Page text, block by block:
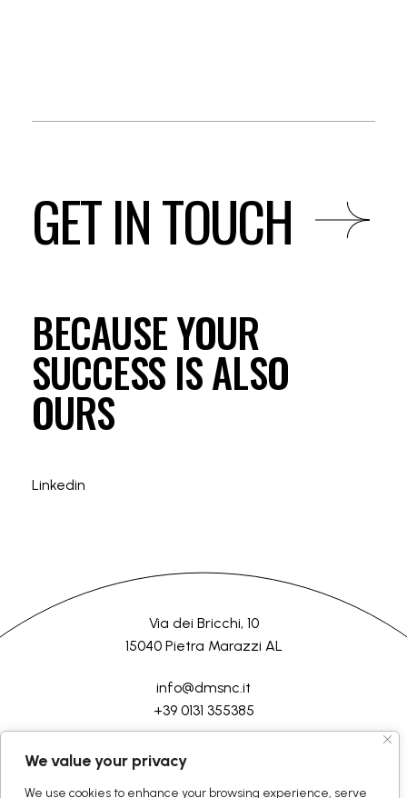
We value your privacy
We use cookies to enhance your browsing experience, serve
GET IN TOUCH
BECAUSE YOUR
SUCCESS IS ALSO
OURS
Linkedin
Via dei Bricchi, 10
15040 Pietra Marazzi AL
info@dmsnc.it
+39 0131 355385